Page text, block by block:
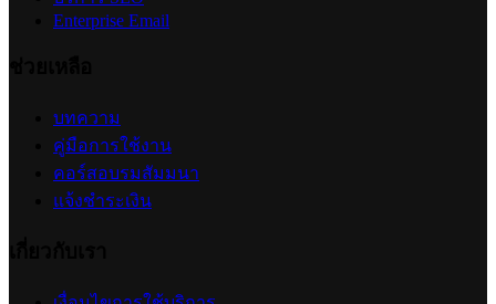
Enterprise Email
บทความ
คู่มือการใช้งาน
คอร์สอบรมสัมมนา
แจ้งชำระเงิน